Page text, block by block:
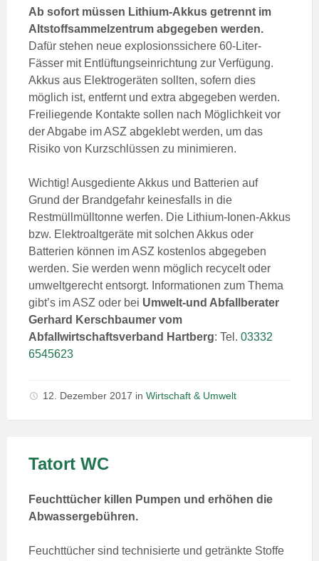
Ab sofort müssen Lithium-Akkus getrennt im
Altstoffsammelzentrum abgegeben werden.
Dafür stehen neue explosionssichere 60-Liter-
Fässer mit Entlüftungseinrichtung zur Verfügung.
Akkus aus Elektrogeräten sollten, sofern dies
möglich ist, entfernt und extra abgegeben werden.
Freiliegende Kontakte sollen nach Möglichkeit vor
der Abgabe im ASZ abgeklebt werden, um das
Risiko von Kurzschlüssen zu minimieren.
Wichtig! Ausgediente Akkus und Batterien auf
Grund der Brandgefahr keinesfalls in die
Restmüllmülltonne werfen. Die Lithium-Ionen-Akkus
bzw. Elektroaltgeräte mit solchen Akkus oder
Batterien können im ASZ kostenlos abgegeben
werden. Sie werden wenn möglich recycelt oder
umweltgerecht entsorgt. Informationen zum Thema
gibt’s im ASZ oder bei Umwelt-und Abfallberater
Gerhard Kerschbaumer vom
Abfallwirtschaftsverband Hartberg: Tel. 03332
6545623
12. Dezember 2017 in Wirtschaft & Umwelt
Tatort WC
Feuchttücher killen Pumpen und erhöhen die
Abwassergebühren.
Feuchttücher sind technisierte und getränkte Stoffe